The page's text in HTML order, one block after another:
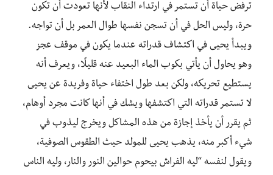
ترفض حياة أن تستمر في ارتداء النقاب لأنها تعودت أن تكون
حرة، وليس الحل في أن تسجن نفسها طوال العمر بل أن تواجه.
ويبدأ يحيى في اكتشاف قدراته عندما يكون في موقف عجز
وهو يحاول أن يأتي بكوب الماء البعيد عنه قليلًا، ويعرف أنه
يستطيع تحريكه، ولكن بعد طول اختفاء حياة وفريدة عن يحيى
لا تستمر قدراته التي اكتشفها ويشك في أنها كانت مجرد أوهام،
ثم يقرر أن يأخذ إجازة من هذه المشاكل ويخرج ليذوب في
شيء أكبر منه، يذهب يحيى للمولد حيث الطقوس الصوفية،
ويقول لنفسه “ليه الفراش بيحوم حوالين النور والنار، وليه الناس